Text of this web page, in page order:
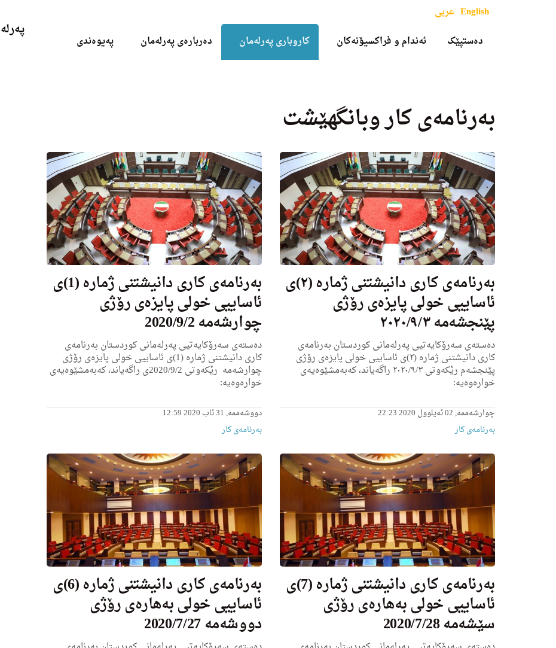
دەستپێک ئەندام و فراکسیۆنەکان کاروباری پەرلەمان دەربارەی پەرلەمان پەیوەندی
English عربی
بەرنامەی کار وبانگهێشت
به‌رنامه‌ی كاری دانیشتنی ژماره‌ (٢)ی
ئاساییی خولی پایزه‌ى رۆژی
پێنجشه‌مه‌ ٢٠٢٠/٩/٣
ده‌سته‌ی سه‌رۆكایه‌تیی په‌رله‌مانی كوردستان به‌رنامه‌ی
كاری دانیشتنی ژماره‌ (٢)ی ئاساییی خولی پایزه‌ى رۆژی
پێنجشه‌م رێكه‌وتى ٢٠٢٠/٩/٣ راگه‌یاند، كه‌به‌مشێوه‌یه‌ی
خواره‌وه‌یه‌:
چوارشەممە, 02 ئەیلوول 2020 22:23
بەرنامەی کار
به‌رنامه‌ى كاری دانیشتنی ژماره‌ (1)ی
ئاساییی خولی پایزه‌ى رۆژی
چوارشه‌مه‌ 2020/9/2
ده‌سته‌ی سه‌رۆكایه‌تیی په‌رله‌مانی كوردستان به‌رنامه‌ی
كاری دانیشتنی ژماره‌ (1)ی ئاساییی خولی پایزه‌ى رۆژی
چوارشه‌مه‌ ‌ رێكه‌وتی 2020/9/2ى راگه‌یاند، كه‌به‌مشێوه‌یه‌ی
خواره‌وه‌یه‌:
دووشەممە, 31 ئاب 2020 12:59
بەرنامەی کار
به‌رنامه‌ى كاری دانیشتنی ژماره‌ (7)ی
ئاساییی خولی به‌هاره‌ى رۆژی
سێشه‌مه‌ 2020/7/28
به‌رنامه‌ى كاری دانیشتنی ژماره‌ (6)ی
ئاساییی خولی به‌هاره‌ى رۆژی
دووشه‌مه‌ 2020/7/27